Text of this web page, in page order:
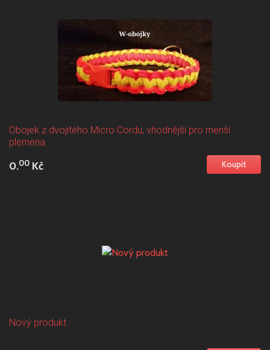
Obojek z dvojitého Micro Cordu, vhodnější pro menší
plemena
0.00 Kč
Nový produkt